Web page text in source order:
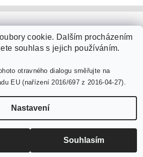
Vytvořil Shoptet
cookie. Dalším procházením
souhlas s jejich používáním.
otravného dialogu směřujte na
EU (nařízení 2016/697 z 2016-04-27).
Nastavení
Souhlasím